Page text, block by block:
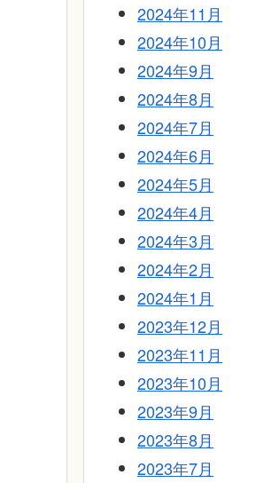
2024年11月
2024年10月
2024年9月
2024年8月
2024年7月
2024年6月
2024年5月
2024年4月
2024年3月
2024年2月
2024年1月
2023年12月
2023年11月
2023年10月
2023年9月
2023年8月
2023年7月